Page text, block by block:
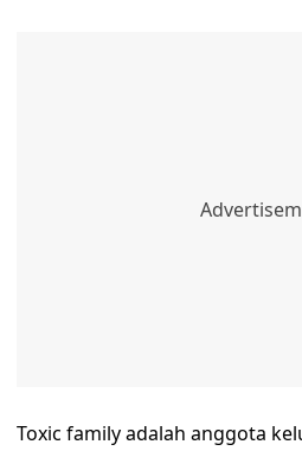
Toxic family adalah anggota